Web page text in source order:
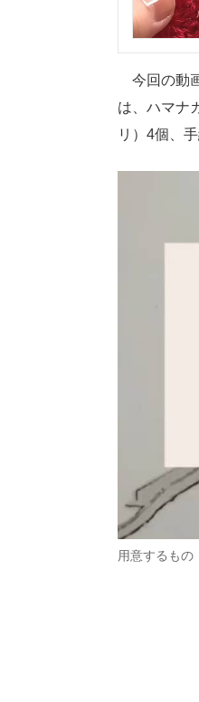
今回の動
は、ハマナ
リ）4個、
用意するもの